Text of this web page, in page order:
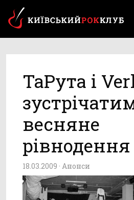
ТаРута і
весняне
рівнодення
18.03.2009 · Анонси